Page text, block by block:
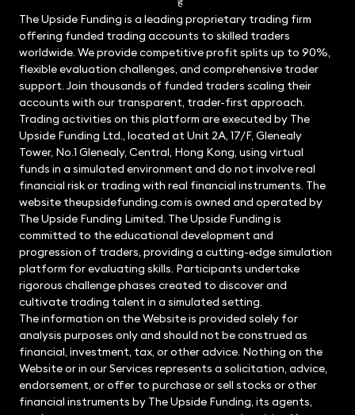
The Upside Funding is a leading proprietary trading firm
offering funded trading accounts to skilled traders
worldwide. We provide competitive profit splits up to 90%,
flexible evaluation challenges, and comprehensive trader
support. Join thousands of funded traders scaling their
accounts with our transparent, trader-first approach.
Trading activities on this platform are executed by The
Upside Funding Ltd., located at Unit 2A, 17/F, Glenealy
Tower, No.1 Glenealy, Central, Hong Kong, using virtual
funds in a simulated environment and do not involve real
financial risk or trading with real financial instruments. The
website theupsidefunding.com is owned and operated by
The Upside Funding Limited. The Upside Funding is
committed to the educational development and
progression of traders, providing a cutting-edge simulation
platform for evaluating skills. Participants undertake
rigorous challenge phases created to discover and
cultivate trading talent in a simulated setting.
The information on the Website is provided solely for
analysis purposes only and should not be construed as
financial, investment, tax, or other advice. Nothing on the
Website or in our Services represents a solicitation, advice,
endorsement, or offer to purchase or sell stocks or other
financial instruments by The Upside Funding, its agents,